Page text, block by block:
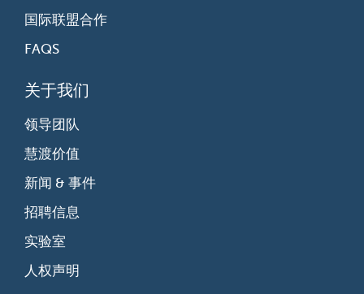
国际联盟合作
FAQS
关于我们
领导团队
慧渡价值
新闻 & 事件
招聘信息
实验室
人权声明